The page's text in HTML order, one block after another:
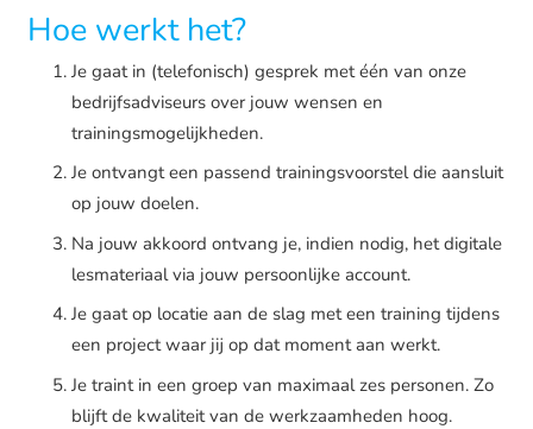
Hoe werkt het?
Je gaat in (telefonisch) gesprek met één van onze
bedrijfsadviseurs over jouw wensen en
trainingsmogelijkheden.
Je ontvangt een passend trainingsvoorstel die aansluit
op jouw doelen.
Na jouw akkoord ontvang je, indien nodig, het digitale
lesmateriaal via jouw persoonlijke account.
Je gaat op locatie aan de slag met een training tijdens
een project waar jij op dat moment aan werkt.
Je traint in een groep van maximaal zes personen. Zo
blijft de kwaliteit van de werkzaamheden hoog.